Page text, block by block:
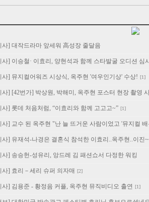
사] 대작드라마 앞세워 高성장 줄달음
사] 이승철· 이효리, 양현석과 함께 스타발굴 오디션 심
사] 뮤지컬어워즈 시상식, 옥주현 '여우인기상' 수상! [1]
사] [42번가] 박상원, 박해미, 옥주현 포스터 현장 촬영
사] 롯데 처음처럼, “이효리와 함께 고고고~” [1]
사] 교수 된 옥주현 "난 늘 뜨거운 사람이었고 '뮤지컬
사] 유재석-나경은 결혼식 참석한 이효리..옥주현..이진
사] 송승헌-성유리, 앙드레 김 패션쇼서 다정한 워킹
사] 효리－세리 슈퍼 의자매 [2]
사] 김용준 - 황정음 커플, 옥주현 뮤직비디오 출연 [1]